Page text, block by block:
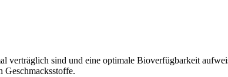
verträglich sind und eine optimale Bioverfügbarkeit
Geschmacksstoffe.